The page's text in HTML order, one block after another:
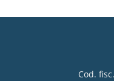
Cod.